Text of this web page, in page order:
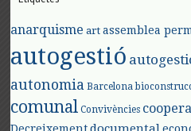
anarquisme art assemblea
autogestió
autonomia Barcelona
comunal Convivències
Decreixement